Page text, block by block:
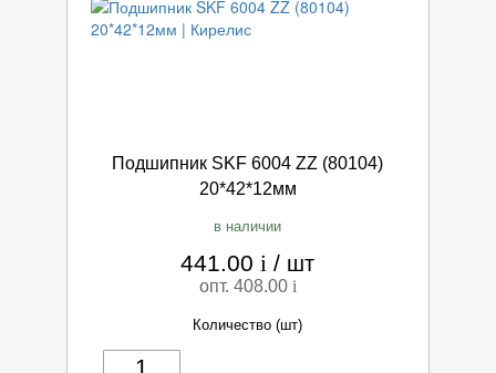
Подшипник SKF 6004 ZZ (80104)
20*42*12мм
в наличии
441.00i / шт
опт. 408.00 i
Количество (шт)